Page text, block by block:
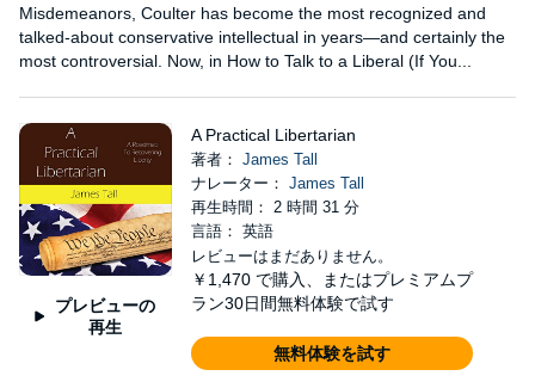
Misdemeanors, Coulter has become the most recognized and
talked-about conservative intellectual in years—and certainly the
most controversial. Now, in How to Talk to a Liberal (If You...
プレビューの
再生
A Practical Libertarian
著者： James Tall
ナレーター： James Tall
再生時間： 2 時間 31 分
言語： 英語
レビューはまだありません。
￥1,470 で購入、またはプレミアムプ
ラン30日間無料体験で試す
無料体験を試す